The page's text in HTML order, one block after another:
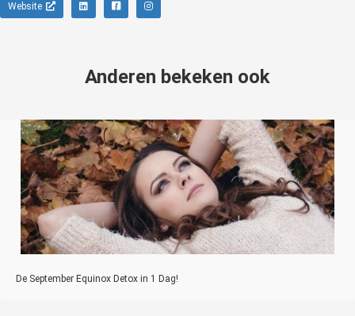
Website
Anderen bekeken ook
De September Equinox Detox in 1 Dag!